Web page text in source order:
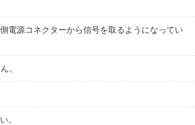
電源コネクターから信号を取るようになってい
。
。